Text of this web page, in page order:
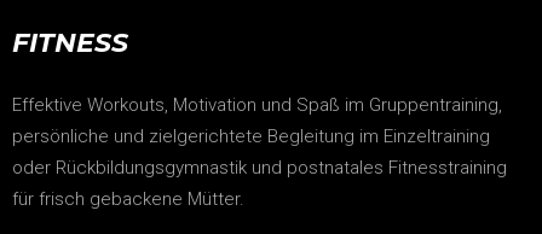
FITNESS
Effektive Workouts, Motivation und Spaß im Gruppentraining,
persönliche und zielgerichtete Begleitung im Einzeltraining
oder Rückbildungsgymnastik und postnatales Fitnesstraining
für frisch gebackene Mütter.